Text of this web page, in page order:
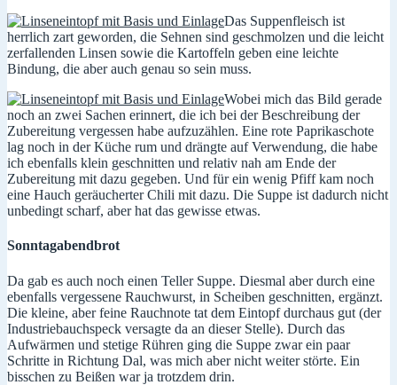
Das Suppenfleisch ist
herrlich zart geworden, die Sehnen sind geschmolzen und die leicht
zerfallenden Linsen sowie die Kartoffeln geben eine leichte
Bindung, die aber auch genau so sein muss.
Wobei mich das Bild gerade
noch an zwei Sachen erinnert, die ich bei der Beschreibung der
Zubereitung vergessen habe aufzuzählen. Eine rote Paprikaschote
lag noch in der Küche rum und drängte auf Verwendung, die habe
ich ebenfalls klein geschnitten und relativ nah am Ende der
Zubereitung mit dazu gegeben. Und für ein wenig Pfiff kam noch
eine Hauch geräucherter Chili mit dazu. Die Suppe ist dadurch nicht
unbedingt scharf, aber hat das gewisse etwas.
Sonntagabendbrot
Da gab es auch noch einen Teller Suppe. Diesmal aber durch eine
ebenfalls vergessene Rauchwurst, in Scheiben geschnitten, ergänzt.
Die kleine, aber feine Rauchnote tat dem Eintopf durchaus gut (der
Industriebauchspeck versagte da an dieser Stelle). Durch das
Aufwärmen und stetige Rühren ging die Suppe zwar ein paar
Schritte in Richtung Dal, was mich aber nicht weiter störte. Ein
bisschen zu Beißen war ja trotzdem drin.